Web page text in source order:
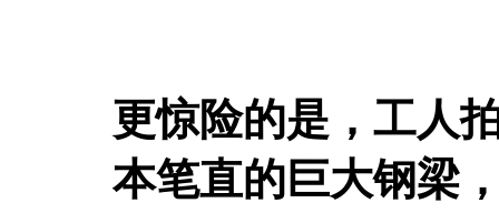
更惊险的是，工人
本笔直的巨大钢梁